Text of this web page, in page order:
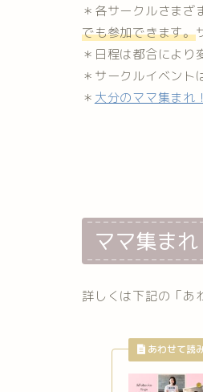
＊各サークルさまざ
でも参加できます。
＊日程は都合により
＊サークルイベント
＊ 大分のママ集ま
ママ集ま
詳しくは下記の「あ